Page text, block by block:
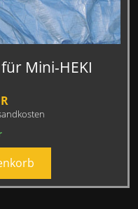
Mini-HEKI